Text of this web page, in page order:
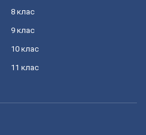
8 клас
9 клас
10 клас
11 клас